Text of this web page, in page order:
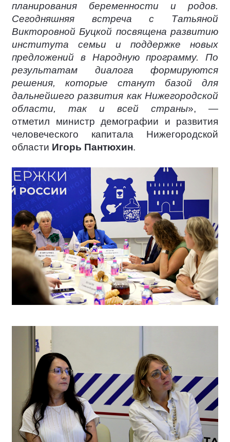
планирования беременности и родов.
Сегодняшняя встреча с Татьяной
Викторовной Буцкой посвящена развитию
института семьи и поддержке новых
предложений в Народную программу. По
результатам диалога формируются
решения, которые станут базой для
дальнейшего развития как Нижегородской
области, так и всей страны», —
отметил министр демографии и развития
человеческого капитала Нижегородской
области Игорь Пантюхин.